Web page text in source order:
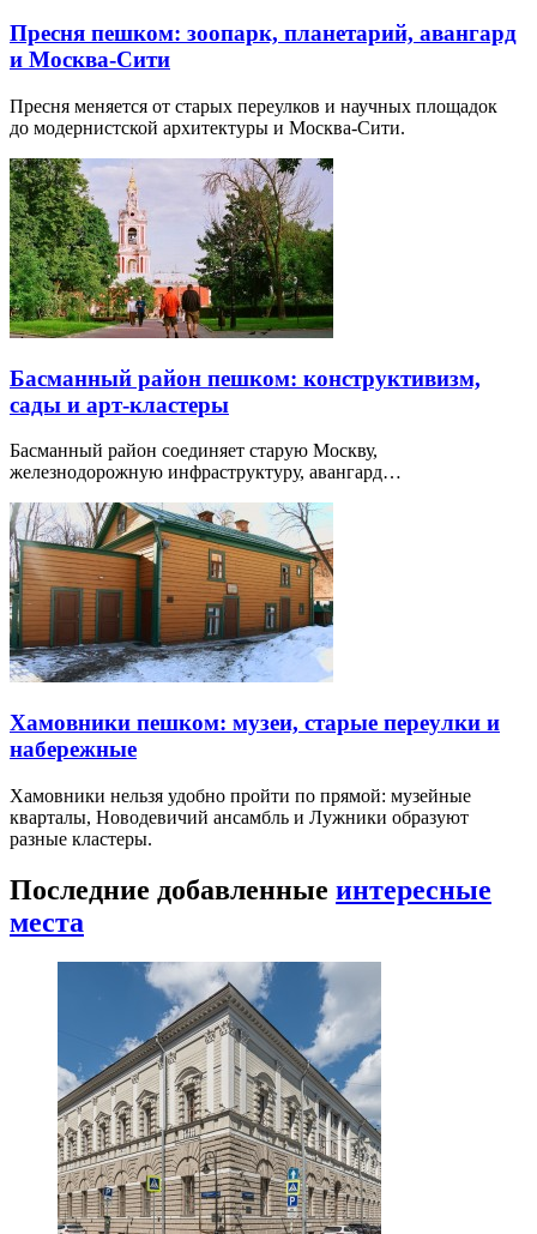
Пресня пешком: зоопарк, планетарий, авангард
и Москва-Сити
Пресня меняется от старых переулков и научных площадок
до модернистской архитектуры и Москва-Сити.
Басманный район пешком: конструктивизм,
сады и арт-кластеры
Басманный район соединяет старую Москву,
железнодорожную инфраструктуру, авангард…
Хамовники пешком: музеи, старые переулки и
набережные
Хамовники нельзя удобно пройти по прямой: музейные
кварталы, Новодевичий ансамбль и Лужники образуют
разные кластеры.
Последние добавленные интересные
места